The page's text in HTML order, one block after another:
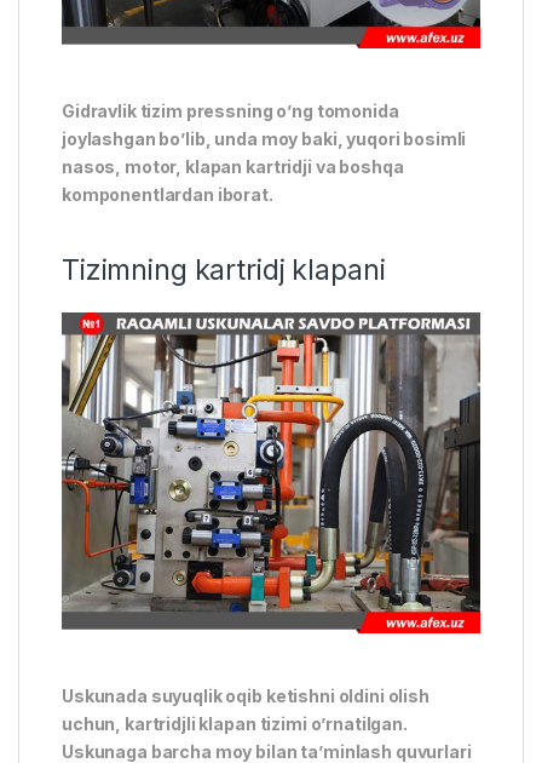
Gidravlik tizim pressning o’ng tomonida
joylashgan bo’lib, unda moy baki, yuqori bosimli
nasos, motor, klapan kartridji va boshqa
komponentlardan iborat.
Tizimning kartridj klapani
Uskunada suyuqlik oqib ketishni oldini olish
uchun, kartridjli klapan tizimi o’rnatilgan.
Uskunaga barcha moy bilan ta’minlash quvurlari